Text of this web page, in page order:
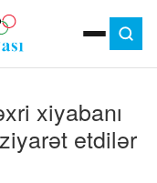
xiyabanı
etdilər